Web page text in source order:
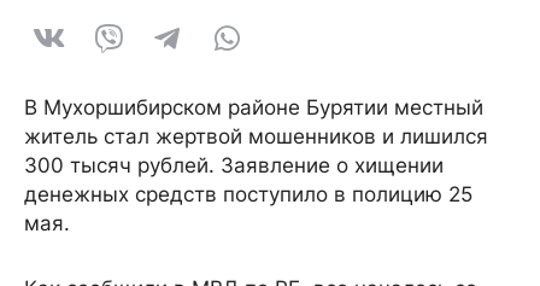
В Мухоршибирском районе Бурятии местный
житель стал жертвой мошенников и лишился
300 тысяч рублей. Заявление о хищении
денежных средств поступило в полицию 25
мая.